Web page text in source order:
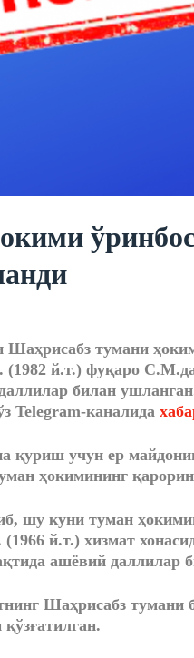
Шаҳрисабз тумани
(1982 й.т.) фуқаро
билан
Telegram-каналида
қуриш учун ер
ҳокимининг
шу куни туман
й.т.) хизмат
ашёвий даллилар
Шаҳрисабз